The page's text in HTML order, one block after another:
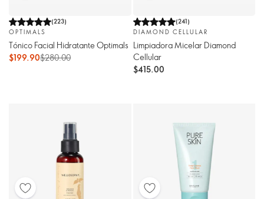
(223)
OPTIMALS
Tónico Facial Hidratante Optimals
$199.90$280.00
(241)
DIAMOND CELLULAR
Limpiadora Micelar Diamond
Cellular
$415.00